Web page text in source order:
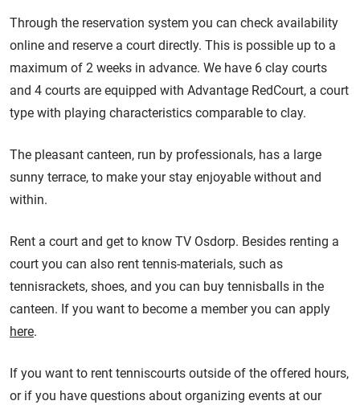
Through the reservation system you can check availability
online and reserve a court directly. This is possible up to a
maximum of 2 weeks in advance. We have 6 clay courts
and 4 courts are equipped with Advantage RedCourt, a court
type with playing characteristics comparable to clay.
The pleasant canteen, run by professionals, has a large
sunny terrace, to make your stay enjoyable without and
within.
Rent a court and get to know TV Osdorp. Besides renting a
court you can also rent tennis-materials, such as
tennisrackets, shoes, and you can buy tennisballs in the
canteen. If you want to become a member you can apply
here.
If you want to rent tenniscourts outside of the offered hours,
or if you have questions about organizing events at our